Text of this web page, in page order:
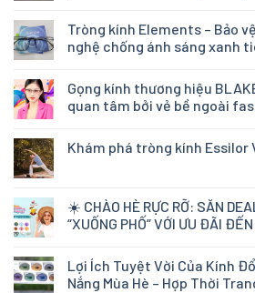
Tròng kính Elements – Bảo
nghệ chống ánh sáng xanh
Gọng kính thương hiệu
quan tâm bởi vẻ bề ngoài
Khám phá tròng kính Essilor
☀️ CHÀO HÈ RỰC RỠ: SĂN
“XUỐNG PHỐ” VỚI ƯU ĐÃI
Lợi Ích Tuyệt Vời Của Kính
Nắng Mùa Hè – Hợp Thời